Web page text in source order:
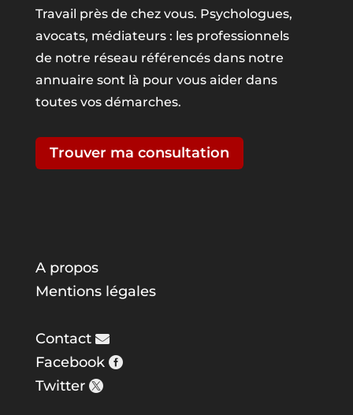
Travail près de chez vous. Psychologues,
avocats, médiateurs : les professionnels
de notre réseau référencés dans notre
annuaire sont là pour vous aider dans
toutes vos démarches.
Trouver ma consultation
A propos
Mentions légales
Contact
Facebook
Twitter